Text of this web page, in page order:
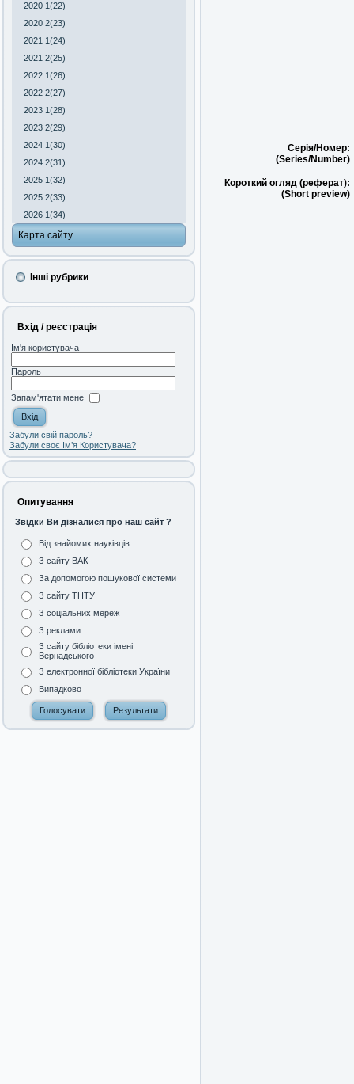
2020 1(22)
2020 2(23)
2021 1(24)
2021 2(25)
2022 1(26)
2022 2(27)
2023 1(28)
2023 2(29)
2024 1(30)
2024 2(31)
2025 1(32)
2025 2(33)
2026 1(34)
Карта сайту
Інші рубрики
Вхід / реєстрація
Ім'я користувача
Пароль
Запам'ятати мене
Забули свій пароль?
Забули своє Ім’я Користувача?
Опитування
Звідки Ви дізналися про наш сайт ?
Від знайомих науківців
З сайту ВАК
За допомогою пошукової системи
З сайту ТНТУ
З соціальних мереж
З реклами
З сайту бібліотеки імені
Вернадського
З електронної бібліотеки України
Випадково
Серія/Номер:
(Series/Number)
Короткий огляд (реферат):
(Short preview)